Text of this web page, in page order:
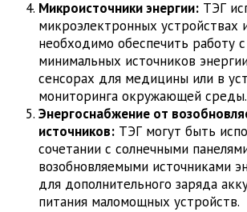
Микроисточники энергии: ТЭГ
микроэлектронных устройствах
необходимо обеспечить работу
минимальных источников
сенсорах для медицины или в
мониторинга окружающей среды.
Энергоснабжение от
источников: ТЭГ могут быть
сочетании с солнечными
возобновляемыми источниками
для дополнительного заряда
питания маломощных устройств.